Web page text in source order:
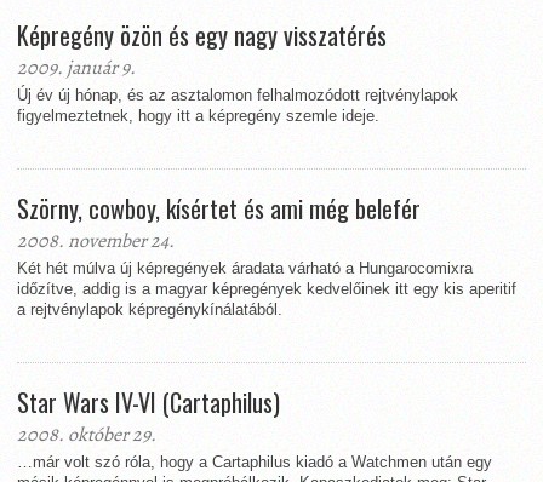
Képregény özön és egy nagy visszatérés
2009. január 9.
Új év új hónap, és az asztalomon felhalmozódott rejtvénylapok
figyelmeztetnek, hogy itt a képregény szemle ideje.
Szörny, cowboy, kísértet és ami még belefér
2008. november 24.
Két hét múlva új képregények áradata várható a Hungarocomixra
időzítve, addig is a magyar képregények kedvelőinek itt egy kis aperitif
a rejtvénylapok képregénykínálatából.
Star Wars IV-VI (Cartaphilus)
2008. október 29.
…már volt szó róla, hogy a Cartaphilus kiadó a Watchmen után egy